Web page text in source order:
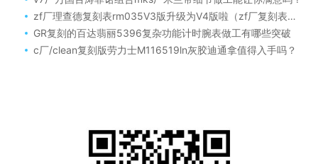
zf厂理查德复刻表rm035V3版升级为V4版啦（zf厂复刻表理查德rm035-02碳纤维版热点咨询）
GR复刻的百达翡丽5396复杂功能计时腕表做工有哪些突破
c厂/clean复刻版劳力士M116519ln灰胶迪通拿值得入手吗？